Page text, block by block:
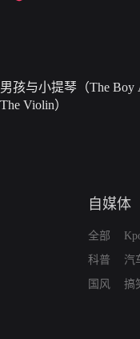
男孩与小提琴（The Boy
The Violin）
自媒体
全部
科普
国风
汽
搞